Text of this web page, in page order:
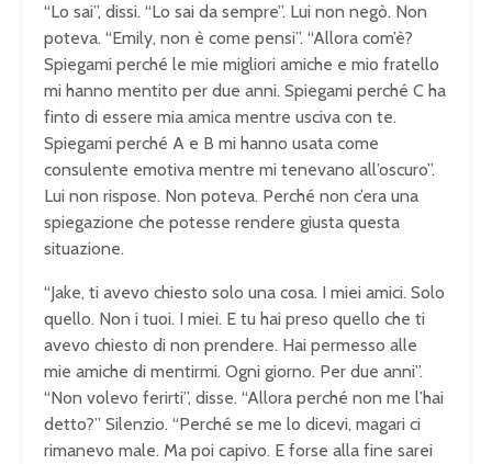
“Lo sai”, dissi. “Lo sai da sempre”. Lui non negò. Non
poteva. “Emily, non è come pensi”. “Allora com’è?
Spiegami perché le mie migliori amiche e mio fratello
mi hanno mentito per due anni. Spiegami perché C ha
finto di essere mia amica mentre usciva con te.
Spiegami perché A e B mi hanno usata come
consulente emotiva mentre mi tenevano all’oscuro”.
Lui non rispose. Non poteva. Perché non c’era una
spiegazione che potesse rendere giusta questa
situazione.
“Jake, ti avevo chiesto solo una cosa. I miei amici. Solo
quello. Non i tuoi. I miei. E tu hai preso quello che ti
avevo chiesto di non prendere. Hai permesso alle
mie amiche di mentirmi. Ogni giorno. Per due anni”.
“Non volevo ferirti”, disse. “Allora perché non me l’hai
detto?” Silenzio. “Perché se me lo dicevi, magari ci
rimanevo male. Ma poi capivo. E forse alla fine sarei